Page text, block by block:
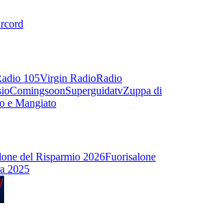
105Virgin RadioRadio
ComingsoonSuperguidatvZuppa di
e Mangiato
del Risparmio 2026Fuorisalone
2025